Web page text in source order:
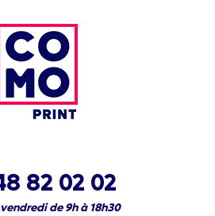
82 02 02
de 9h à 18h30